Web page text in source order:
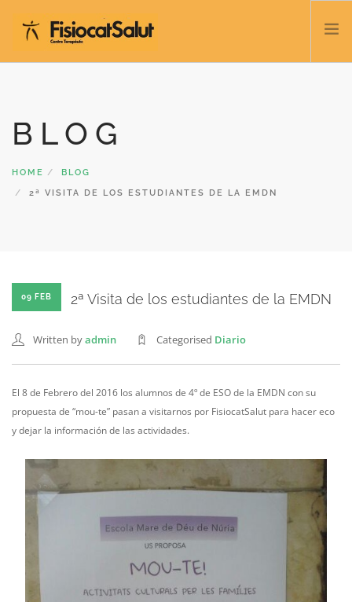
NOSOTROS
BLOG
BLOG
HOME
BLOG
2ª VISITA DE LOS ESTUDIANTES DE LA EMDN
09 FEB 2ª Visita de los estudiantes de la EMDN
Written byadmin Categorised Diario
El 8 de Febrero del 2016 los alumnos de 4º de ESO de la EMDN con su
propuesta de “mou-te” pasan a visitarnos por FisiocatSalut para hacer eco
y dejar la información de las actividades.